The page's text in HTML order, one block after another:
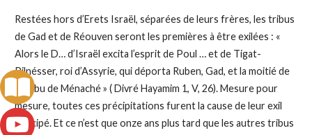
Restées hors d’Erets Israël, séparées de leurs frères, les tribus
de Gad et de Réouven seront les premières à être exilées : «
Alors le D… d’Israël excita l’esprit de Poul … et de Tigat-
Pilnésser, roi d’Assyrie, qui déporta Ruben, Gad, et la moitié de
la tribu de Ménaché » ( Divré Hayamim 1, V, 26). Mesure pour
mesure, toutes ces précipitations furent la cause de leur exil
anticipé. Et ce n’est que onze ans plus tard que les autres tribus